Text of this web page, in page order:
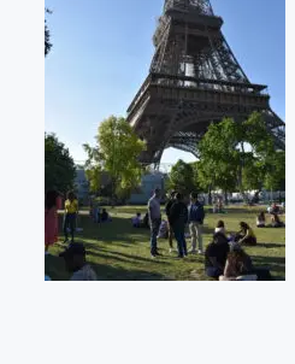
Qué dicen de nosotros?
Aviso legal
Política de cookies
Expositions
Bruit de gommettes Paris 2025